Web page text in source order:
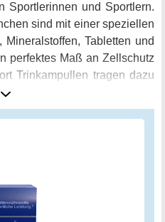
Sportlerinnen und Sportlern.
sind mit einer speziellen
Tabletten und
perfektes Maß an Zellschutz
Trinkampullen tragen dazu
Immunsystems zu stärken,
Versorgung mit wichtigen
Sport Trinkampullen sind
praktisch für Sportler,